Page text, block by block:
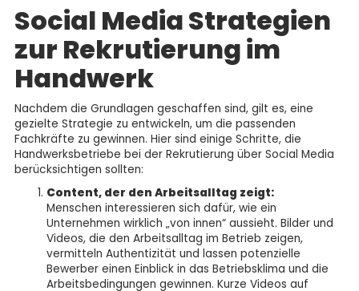
Social Media Strategien
zur Rekrutierung im
Handwerk
Nachdem die Grundlagen geschaffen sind, gilt es, eine
gezielte Strategie zu entwickeln, um die passenden
Fachkräfte zu gewinnen. Hier sind einige Schritte, die
Handwerksbetriebe bei der Rekrutierung über Social Media
berücksichtigen sollten:
Content, der den Arbeitsalltag zeigt:
Menschen interessieren sich dafür, wie ein
Unternehmen wirklich „von innen“ aussieht. Bilder und
Videos, die den Arbeitsalltag im Betrieb zeigen,
vermitteln Authentizität und lassen potenzielle
Bewerber einen Einblick in das Betriebsklima und die
Arbeitsbedingungen gewinnen. Kurze Videos auf